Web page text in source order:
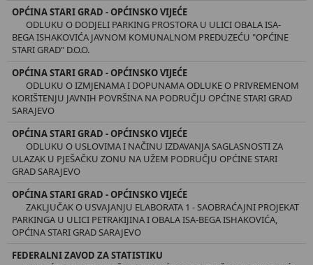
OPĆINA STARI GRAD - OPĆINSKO VIJEĆE
ODLUKU O DODJELI PARKING PROSTORA U ULICI OBALA ISA-
BEGA ISHAKOVIĆA JAVNOM KOMUNALNOM PREDUZEĆU "OPĆINE
STARI GRAD" D.O.O.
OPĆINA STARI GRAD - OPĆINSKO VIJEĆE
ODLUKU O IZMJENAMA I DOPUNAMA ODLUKE O PRIVREMENOM
KORIŠTENJU JAVNIH POVRŠINA NA PODRUČJU OPĆINE STARI GRAD
SARAJEVO
OPĆINA STARI GRAD - OPĆINSKO VIJEĆE
ODLUKU O USLOVIMA I NAČINU IZDAVANJA SAGLASNOSTI ZA
ULAZAK U PJEŠAČKU ZONU NA UŽEM PODRUČJU OPĆINE STARI
GRAD SARAJEVO
OPĆINA STARI GRAD - OPĆINSKO VIJEĆE
ZAKLJUČAK O USVAJANJU ELABORATA 1 - SAOBRAĆAJNI PROJEKAT
PARKINGA U ULICI PETRAKIJINA I OBALA ISA-BEGA ISHAKOVIĆA,
OPĆINA STARI GRAD SARAJEVO
FEDERALNI ZAVOD ZA STATISTIKU